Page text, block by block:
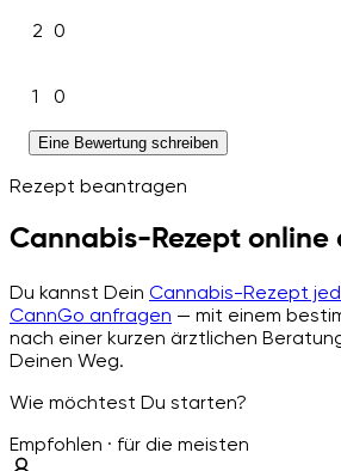
2 0
1 0
Eine Bewertung schreiben
Rezept beantragen
Cannabis-Rezept online
Du kannst Dein Cannabis-Rezept
CannGo anfragen — mit einem
nach einer kurzen ärztlichen
Deinen Weg.
Wie möchtest Du starten?
Empfohlen · für die meisten